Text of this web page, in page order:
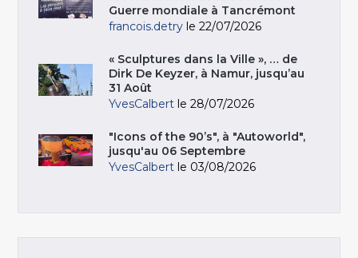
Guerre mondiale à Tancrémont
francois.detry le 22/07/2026
« Sculptures dans la Ville », … de
Dirk De Keyzer, à Namur, jusqu’au
31 Août
YvesCalbert le 28/07/2026
"Icons of the 90’s", à "Autoworld",
jusqu'au 06 Septembre
YvesCalbert le 03/08/2026